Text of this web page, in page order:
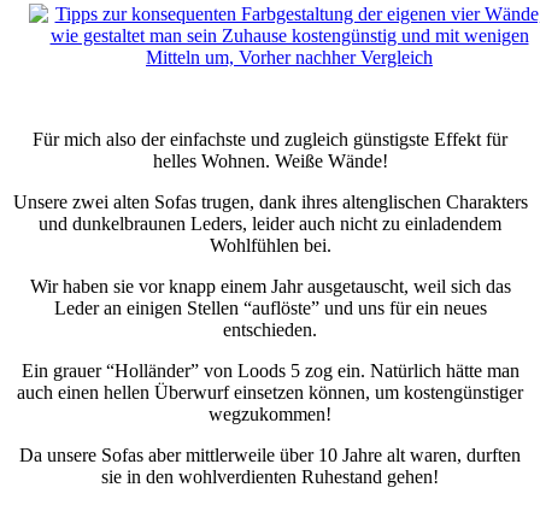
Für mich also der einfachste und zugleich günstigste Effekt für
helles Wohnen. Weiße Wände!
Unsere zwei alten Sofas trugen, dank ihres altenglischen Charakters
und dunkelbraunen Leders, leider auch nicht zu einladendem
Wohlfühlen bei.
Wir haben sie vor knapp einem Jahr ausgetauscht, weil sich das
Leder an einigen Stellen “auflöste” und uns für ein neues
entschieden.
Ein grauer “Holländer” von Loods 5 zog ein. Natürlich hätte man
auch einen hellen Überwurf einsetzen können, um kostengünstiger
wegzukommen!
Da unsere Sofas aber mittlerweile über 10 Jahre alt waren, durften
sie in den wohlverdienten Ruhestand gehen!